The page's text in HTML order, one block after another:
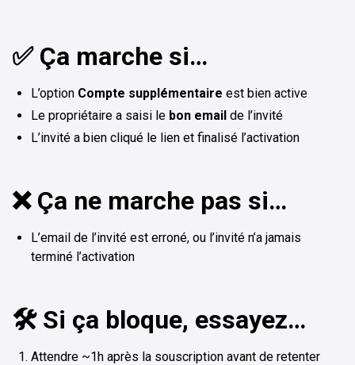
✅ Ça marche si…
L’option Compte supplémentaire est bien active
Le propriétaire a saisi le bon email de l’invité
L’invité a bien cliqué le lien et finalisé l’activation
❌ Ça ne marche pas si…
L’email de l’invité est erroné, ou l’invité n’a jamais
terminé l’activation
🛠️ Si ça bloque, essayez…
Attendre ~1h après la souscription avant de retenter